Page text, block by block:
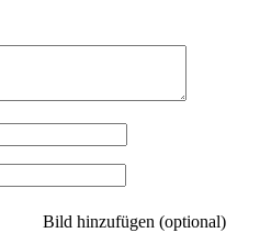
Bild hinzufügen (optional)